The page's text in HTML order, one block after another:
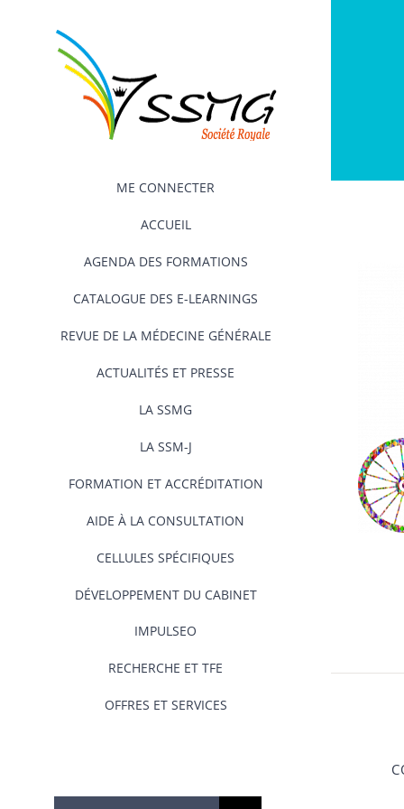
ME CONNECTER
ACCUEIL
AGENDA DES FORMATIONS
CATALOGUE DES E-LEARNINGS
REVUE DE LA MÉDECINE GÉNÉRALE
ACTUALITÉS ET PRESSE
LA SSMG
LA SSM-J
FORMATION ET ACCRÉDITATION
AIDE À LA CONSULTATION
CELLULES SPÉCIFIQUES
DÉVELOPPEMENT DU CABINET
IMPULSEO
RECHERCHE ET TFE
OFFRES ET SERVICES